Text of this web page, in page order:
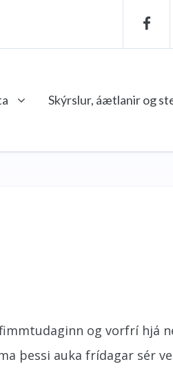
Skýrslur, áætlanir og
og vorfrí hjá
þessi auka frídagar sér